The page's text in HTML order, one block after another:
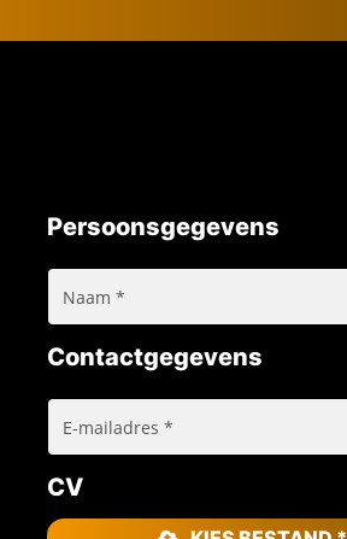
Persoonsgegevens
Contactgegevens
CV